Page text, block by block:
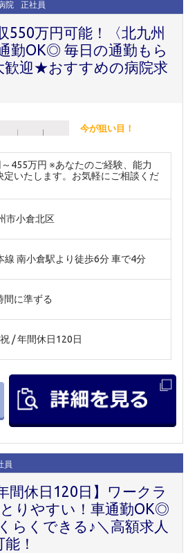
院 正社員
550万円可能！〈北九州
勤OK◎ 毎日の通勤もら
歓迎★おすすめの病院求
今が狙い目！
455万円 ※あなたのご経験、能力
定いたします。お気軽にご相談くだ
市小倉北区
線 南小倉駅より徒歩6分 車で4分
間に準ずる
/ 年間休日120日
員
間休日120日】ワークラ
りやすい！車通勤OK◎
らくできる♪＼高額求人
！